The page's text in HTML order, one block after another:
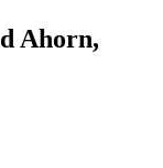
Ahorn,